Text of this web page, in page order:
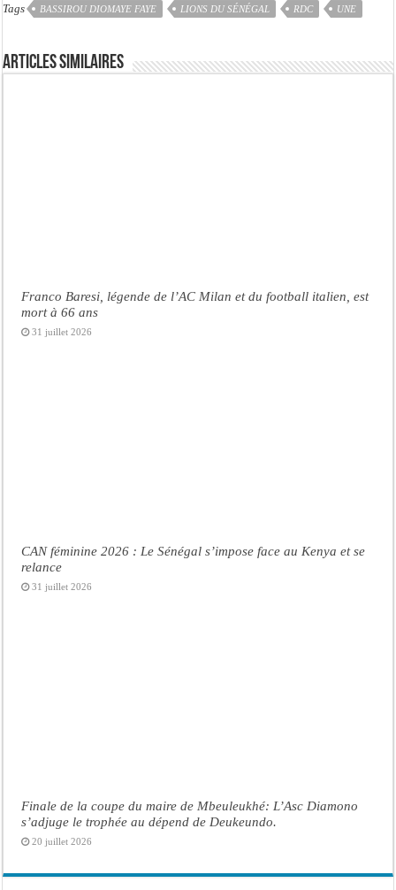
Tags BASSIROU DIOMAYE FAYE LIONS DU SÉNÉGAL RDC UNE
Articles similaires
Franco Baresi, légende de l’AC Milan et du football italien, est
mort à 66 ans
31 juillet 2026
CAN féminine 2026 : Le Sénégal s’impose face au Kenya et se
relance
31 juillet 2026
Finale de la coupe du maire de Mbeuleukhé: L’Asc Diamono
s’adjuge le trophée au dépend de Deukeundo.
20 juillet 2026